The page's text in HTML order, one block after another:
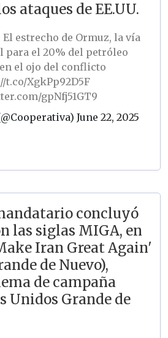
ataques de EE.UU.
El estrecho de Ormuz, la vía
para el 20% del petróleo
el ojo del conflicto
t.co/XgkPp92D5F
gpNfj51GT9
June 22, 2025
concluyó
las siglas MIGA, en
Iran Great Again'
de Nuevo),
de campaña
Unidos Grande de